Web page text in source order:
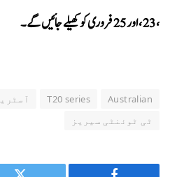
،23 ،اور 25 فروری کو کھیلے جائیں گے۔
Australian
T20 series
ٹی ٹوئنٹی سیریز